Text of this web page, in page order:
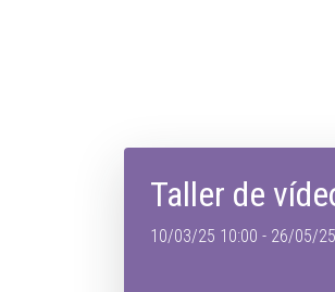
Taller de
10/03/25 10:00 - 26/05/